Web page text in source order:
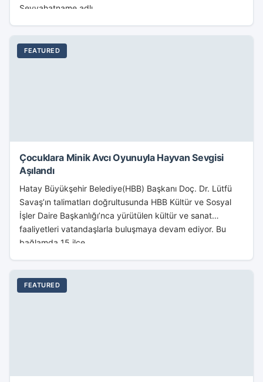
Seyyahatname adlı...
FEATURED
Çocuklara Minik Avcı Oyunuyla Hayvan Sevgisi
Aşılandı
Hatay Büyükşehir Belediye(HBB) Başkanı Doç. Dr. Lütfü
Savaş’ın talimatları doğrultusunda HBB Kültür ve Sosyal
İşler Daire Başkanlığı’nca yürütülen kültür ve sanat
faaliyetleri vatandaşlarla buluşmaya devam ediyor. Bu
bağlamda 15 ilçe...
FEATURED